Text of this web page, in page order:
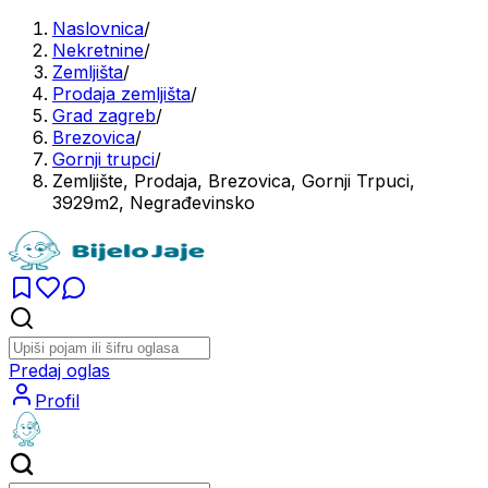
Naslovnica/
Nekretnine/
Zemljišta/
Prodaja zemljišta/
Grad zagreb/
Brezovica/
Gornji trupci/
Zemljište, Prodaja, Brezovica, Gornji Trpuci,
3929m2, Negrađevinsko
Predaj oglas
Profil